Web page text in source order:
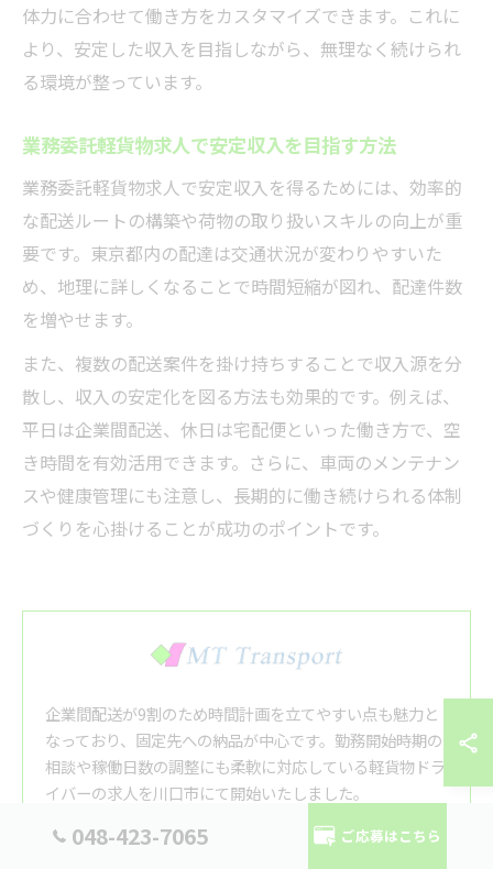
体力に合わせて働き方をカスタマイズできます。これに
より、安定した収入を目指しながら、無理なく続けられ
る環境が整っています。
業務委託軽貨物求人で安定収入を目指す方法
業務委託軽貨物求人で安定収入を得るためには、効率的
な配送ルートの構築や荷物の取り扱いスキルの向上が重
要です。東京都内の配達は交通状況が変わりやすいた
め、地理に詳しくなることで時間短縮が図れ、配達件数
を増やせます。
また、複数の配送案件を掛け持ちすることで収入源を分
散し、収入の安定化を図る方法も効果的です。例えば、
平日は企業間配送、休日は宅配便といった働き方で、空
き時間を有効活用できます。さらに、車両のメンテナン
スや健康管理にも注意し、長期的に働き続けられる体制
づくりを心掛けることが成功のポイントです。
企業間配送が9割のため時間計画を立てやすい点も魅力と
なっており、固定先への納品が中心です。勤務開始時期の
相談や稼働日数の調整にも柔軟に対応している軽貨物ドラ
イバーの求人を川口市にて開始いたしました。
株式会社MTトランスポート
048-423-7065 ご応募はこちら